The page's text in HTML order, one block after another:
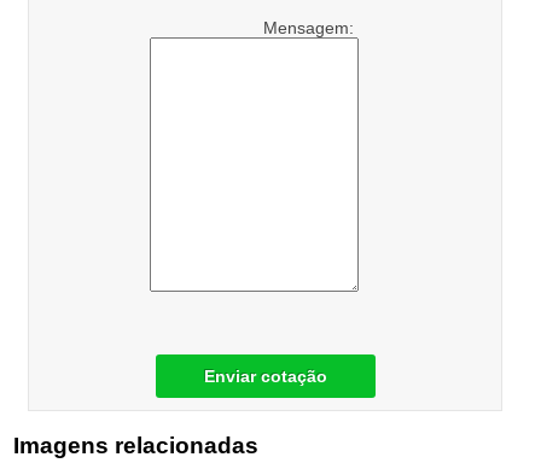
Mensagem:
Enviar cotação
Imagens relacionadas